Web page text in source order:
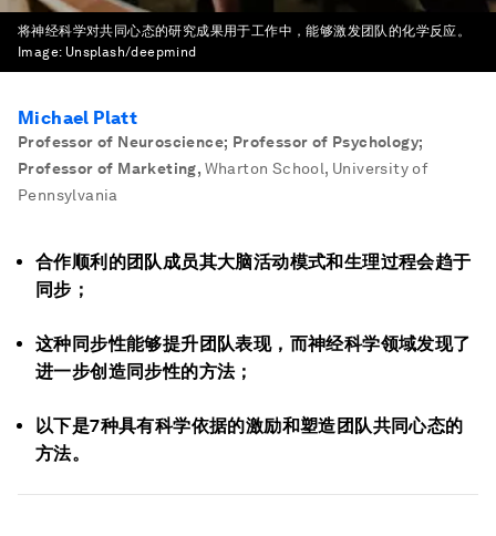
将神经科学对共同心态的研究成果用于工作中，能够激发团队的化学反应。
Image: Unsplash/deepmind
Michael Platt
Professor of Neuroscience; Professor of Psychology;
Professor of Marketing, Wharton School, University of
Pennsylvania
合作顺利的团队成员其大脑活动模式和生理过程会趋于
同步；
这种同步性能够提升团队表现，而神经科学领域发现了
进一步创造同步性的方法；
以下是7种具有科学依据的激励和塑造团队共同心态的
方法。